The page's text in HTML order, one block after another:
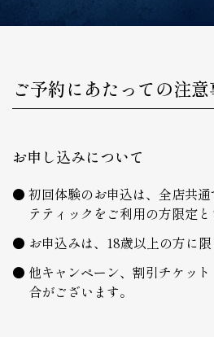
ご予約にあたっての注
お申し込みについて
初回体験のお申込は、全店共
テティックをご利用の方限定と
お申込みは、18歳以上の方に限
他キャンペーン、割引チケッ
合がございます。